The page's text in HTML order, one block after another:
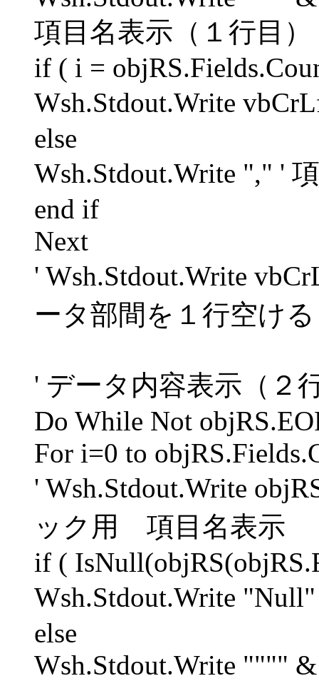
項目名表示（１行目）
if ( i =
Wsh.Stdout.Write
else
Wsh.Stdout.Write "," '
end if
Next
' Wsh.Stdout.Write
ータ部間を１行空ける
' データ内容表示（２
Do While Not
For i=0 to
' Wsh.Stdout.Write
ック用 項目名表示
if (
Wsh.Stdout.Write
else
Wsh.Stdout.Write """"